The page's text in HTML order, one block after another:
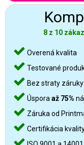
8 z 10
Overená kvalita
Testované
Bez straty záruky
Úspora až 75%
Záruka od
Certifikácia